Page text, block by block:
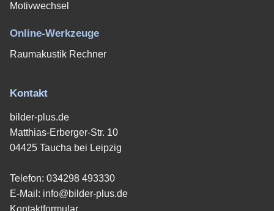
Motivwechsel
Online-Werkzeuge
Raumakustik Rechner
Kontakt
bilder-plus.de
Matthias-Erberger-Str. 10
04425 Taucha bei Leipzig
Telefon: 034298 493330
E-Mail: info@bilder-plus.de
Kontaktformular